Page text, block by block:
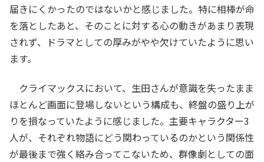
届きにくかったのではないかと感じました。特に相棒が命
を落としたあと、そのことに対する心の動きがあまり表現
されず、ドラマとしての厚みがやや欠けていたように思い
ます。
クライマックスにおいて、生田さんが意識を失ったまま
ほとんど画面に登場しないという構成も、終盤の盛り上が
りを損なっていたように感じました。主要キャラクター3
人が、それぞれ物語にどう関わっているのかという関係性
が最後まで強く絡み合ってこないため、群像劇としての面